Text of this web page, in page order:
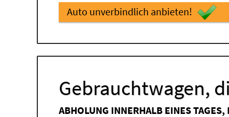
Auto unverbindlich anbieten!
Gebrauchtwagen,
ABHOLUNG INNERHALB EINES